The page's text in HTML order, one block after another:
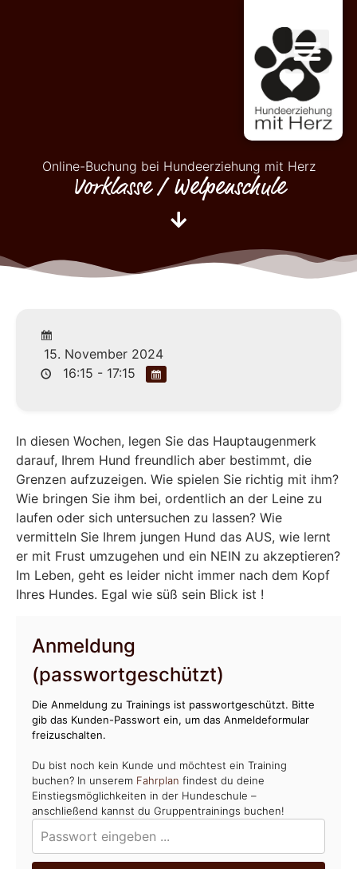
Online-Buchung bei Hundeerziehung mit Herz
Vorklasse / Welpenschule
15. November 2024
16:15 - 17:15
In diesen Wochen, legen Sie das Hauptaugenmerk
darauf, Ihrem Hund freundlich aber bestimmt, die
Grenzen aufzuzeigen. Wie spielen Sie richtig mit ihm?
Wie bringen Sie ihm bei, ordentlich an der Leine zu
laufen oder sich untersuchen zu lassen? Wie
vermitteln Sie Ihrem jungen Hund das AUS, wie lernt
er mit Frust umzugehen und ein NEIN zu akzeptieren?
Im Leben, geht es leider nicht immer nach dem Kopf
Ihres Hundes. Egal wie süß sein Blick ist !
Anmeldung
(passwortgeschützt)
Die Anmeldung zu Trainings ist passwortgeschützt. Bitte
gib das Kunden-Passwort ein, um das Anmeldeformular
freizuschalten.
Du bist noch kein Kunde und möchtest ein Training
buchen? In unserem Fahrplan findest du deine
Einstiegsmöglichkeiten in der Hundeschule –
anschließend kannst du Gruppentrainings buchen!